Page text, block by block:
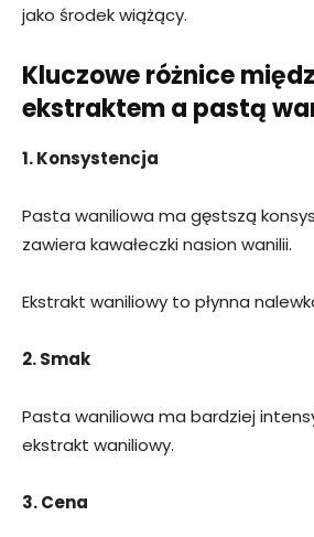
jako środek wiążący.
Kluczowe różnice
ekstraktem a pastą
1. Konsystencja
Pasta waniliowa ma gęstszą
zawiera kawałeczki nasion wanilii.
Ekstrakt waniliowy to płynna
2. Smak
Pasta waniliowa ma bardziej
ekstrakt waniliowy.
3. Cena